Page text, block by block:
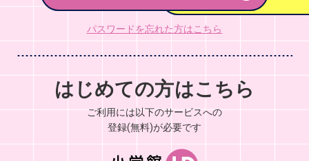
パスワードを忘れた方はこちら
はじめての方はこちら
ご利用には以下のサービスへの
登録(無料)が必要です